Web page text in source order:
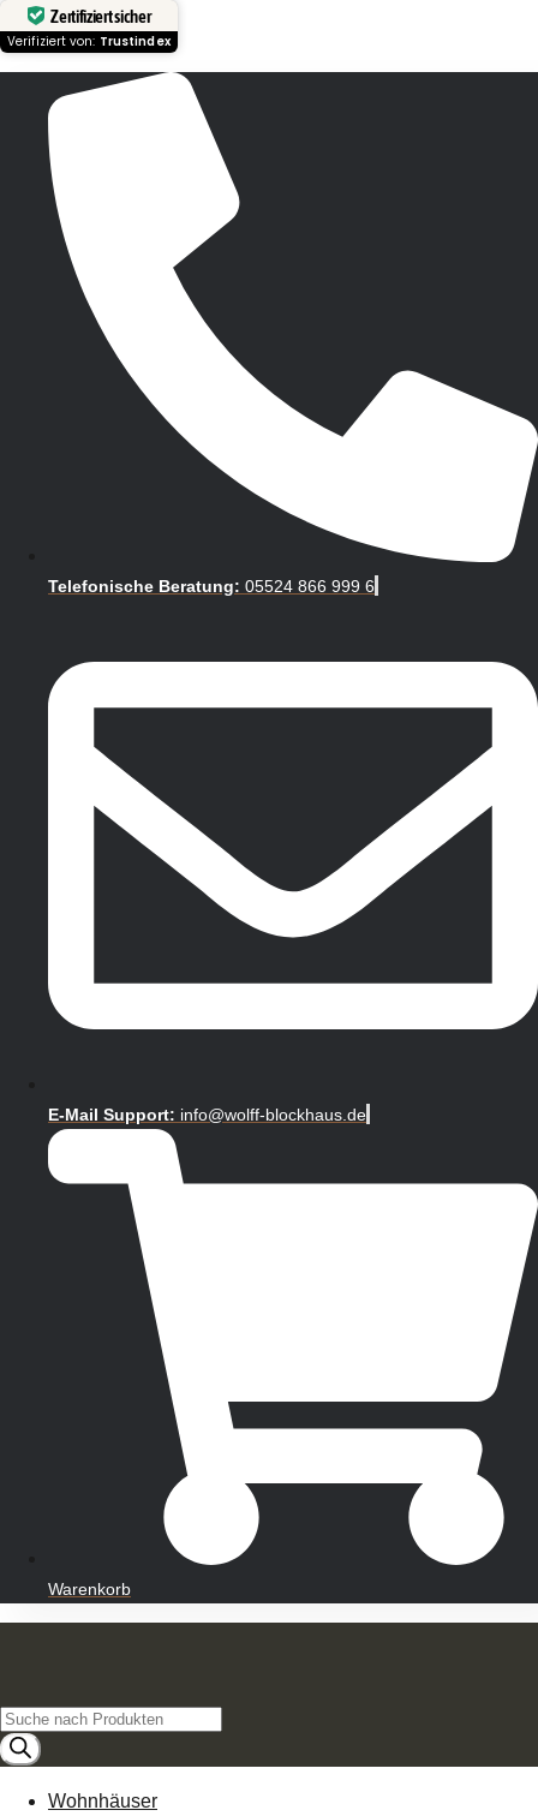
Zertifiziert sicher
Verifiziert von: Trustindex
Telefonische Beratung: 05524 866 999 6
E-Mail Support: info@wolff-blockhaus.de
Warenkorb
Products
search
Wohnhäuser